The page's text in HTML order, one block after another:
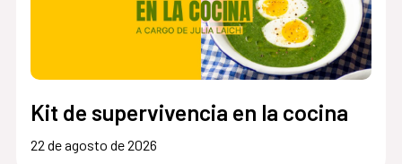
Kit de supervivencia en la cocina
22 de agosto de 2026